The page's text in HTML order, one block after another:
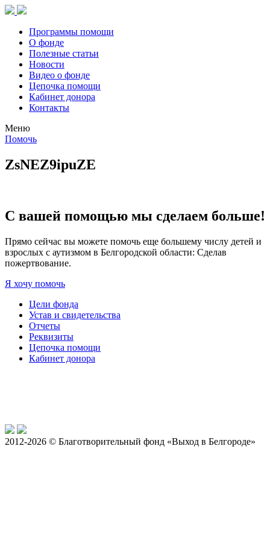
Программы помощи
О фонде
Полезные статьи
Новости
Видео о фонде
Цепочка помощи
Кабинет донора
Контакты
Меню
Помочь
ZsNEZ9ipuZE
С вашей помощью мы сделаем больше!
Прямо сейчас вы можете помочь еще большему числу детей и
взрослых с аутизмом в Белгородской области: Сделав
пожертвование.
Я хочу помочь
Цели фонда
Устав и свидетельства
Отчеты
Реквизиты
Цепочка помощи
Кабинет донора
2012-2026 © Благотворительный фонд «Выход в Белгороде»